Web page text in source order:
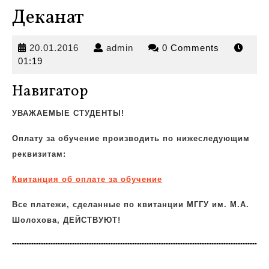
Деканат
20.01.2016 20.01.2016
admin admin 0 Comments
01:19
Навигатор
УВАЖАЕМЫЕ СТУДЕНТЫ!
Оплату за обучение производить по нижеследующим
реквизитам:
Квитанция об оплате за обучение
Все платежи, сделанные по квитанции МГГУ им. М.А.
Шолохова, ДЕЙСТВУЮТ!